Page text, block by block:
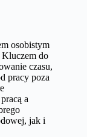
osobistym
Kluczem do
czasu,
pracy poza
a
jak i